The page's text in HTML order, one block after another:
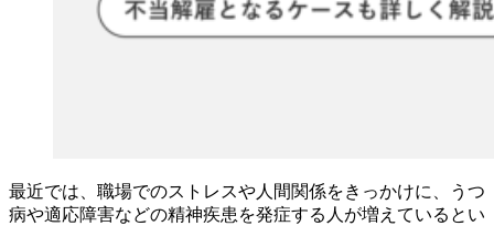
最近では、職場でのストレスや人間関係をきっかけに、うつ
病や適応障害などの精神疾患を発症する人が増えているとい